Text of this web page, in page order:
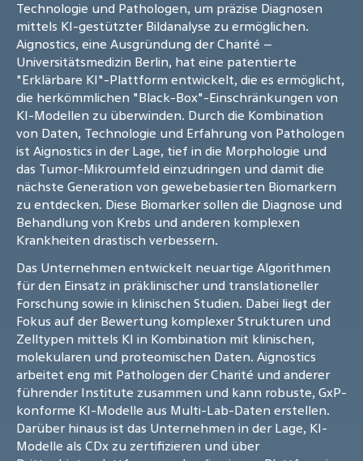
Technologie und Pathologen, um präzise Diagnosen
mittels KI-gestützter Bildanalyse zu ermöglichen.
Aignostics, eine Ausgründung der Charité –
Universitätsmedizin Berlin, hat eine patentierte
"Erklärbare KI"-Plattform entwickelt, die es ermöglicht,
die herkömmlichen "Black-Box"-Einschränkungen von
KI-Modellen zu überwinden. Durch die Kombination
von Daten, Technologie und Erfahrung von Pathologen
ist Aignostics in der Lage, tief in die Morphologie und
das Tumor-Mikroumfeld einzudringen und damit die
nächste Generation von gewebebasierten Biomarkern
zu entdecken. Diese Biomarker sollen die Diagnose und
Behandlung von Krebs und anderen komplexen
Krankheiten drastisch verbessern.
Das Unternehmen entwickelt neuartige Algorithmen
für den Einsatz in präklinischer und translationeller
Forschung sowie in klinischen Studien. Dabei liegt der
Fokus auf der Bewertung komplexer Strukturen und
Zelltypen mittels KI in Kombination mit klinischen,
molekularen und proteomischen Daten. Aignostics
arbeitet eng mit Pathologen der Charité und anderer
führender Institute zusammen und kann robuste, GxP-
konforme KI-Modelle aus Multi-Lab-Daten erstellen.
Darüber hinaus ist das Unternehmen in der Lage, KI-
Modelle als CDx zu zertifizieren und über